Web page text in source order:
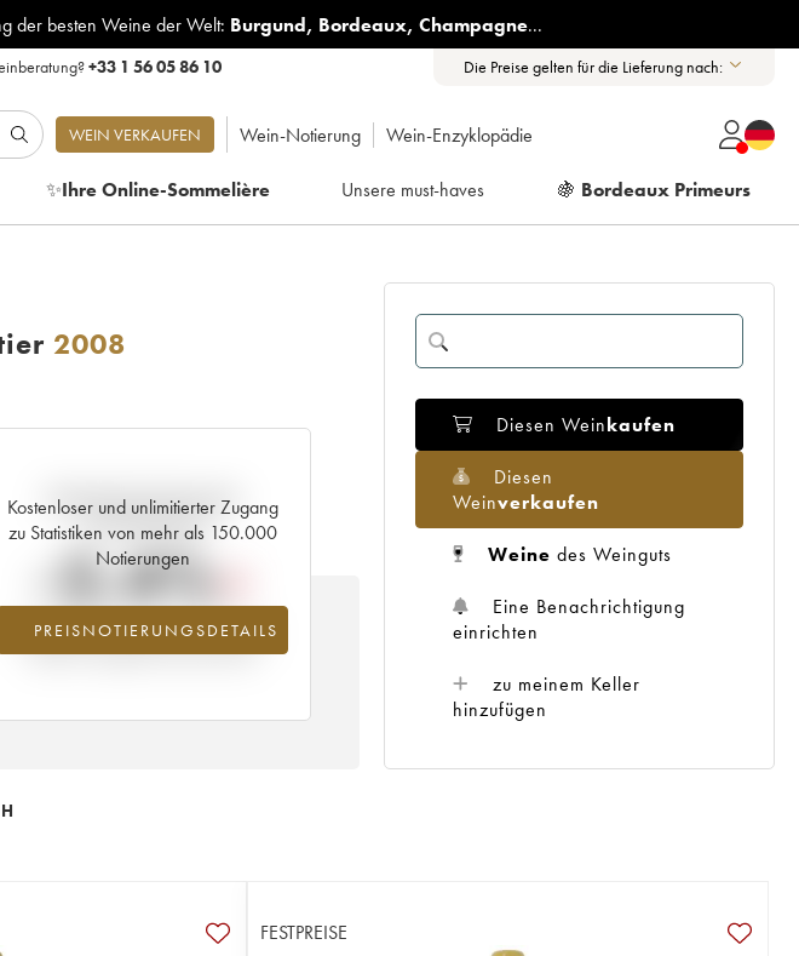
der besten Weine der Welt: Burgund, Bordeaux, Champagne...
+33 1 56 05 86 10 Die Preise gelten für die Lieferung nach:
WEIN VERKAUFEN Wein-Notierung Wein-Enzyklopädie
✨Ihre Online-Sommelière Unsere must-haves 🍇 Bordeaux Primeurs
2008
Kostenloser und unlimitierter Zugang
zu Statistiken von mehr als 150.000
Notierungen
PREISNOTIERUNGSDETAILS
Aktuelle Entwicklung der
Preisnotierung
-2.4%
Preisabfall des Jahrgangs 2008 im Jahr
2026 im Vergleich zum Jahr 2025
Diesen Weinkaufen
Diesen
Weinverkaufen
Weine des Weinguts
Eine Benachrichtigung
einrichten
zu meinem Keller
hinzufügen
FESTPREISE